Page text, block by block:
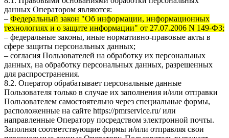
данных Оператором являются:
– Федеральный закон "Об информации, информационных
технологиях и о защите информации" от 27.07.2006 N 149-ФЗ;
– федеральные законы, иные нормативно-правовые акты в
сфере защиты персональных данных;
– согласия Пользователей на обработку их персональных
данных, на обработку персональных данных, разрешенных
для распространения.
8.2. Оператор обрабатывает персональные данные
Пользователя только в случае их заполнения и/или отправки
Пользователем самостоятельно через специальные формы,
расположенные на сайте https://pmrservice.ru/или
направленные Оператору посредством электронной почты.
Заполняя соответствующие формы и/или отправляя свои